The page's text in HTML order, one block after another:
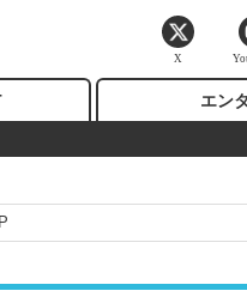
エン
X